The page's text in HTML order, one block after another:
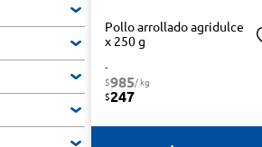
Pollo arrollado agridulce
x 250 g
-
$985/ kg
$247